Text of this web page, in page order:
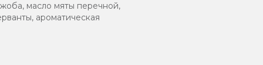
масло мяты перечной,
ароматическая